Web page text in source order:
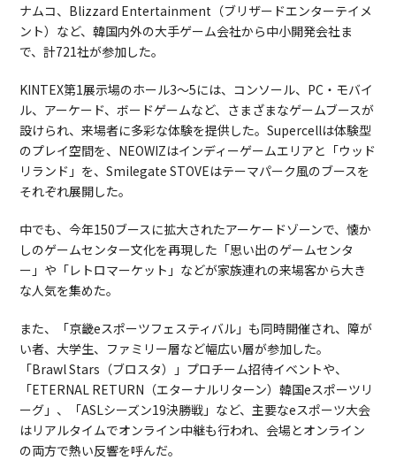
ナムコ、Blizzard Entertainment（ブリザードエンターテイメ
ント）など、韓国内外の大手ゲーム会社から中小開発会社ま
で、計721社が参加した。
KINTEX第1展示場のホール3～5には、コンソール、PC・モバイ
ル、アーケード、ボードゲームなど、さまざまなゲームブースが
設けられ、来場者に多彩な体験を提供した。Supercellは体験型
のプレイ空間を、NEOWIZはインディーゲームエリアと「ウッド
リランド」を、Smilegate STOVEはテーマパーク風のブースを
それぞれ展開した。
中でも、今年150ブースに拡大されたアーケードゾーンで、懐か
しのゲームセンター文化を再現した「思い出のゲームセンタ
ー」や「レトロマーケット」などが家族連れの来場客から大き
な人気を集めた。
また、「京畿eスポーツフェスティバル」も同時開催され、障が
い者、大学生、ファミリー層など幅広い層が参加した。
「Brawl Stars（ブロスタ）」プロチーム招待イベントや、
「ETERNAL RETURN（エターナルリターン）韓国eスポーツリ
ーグ」、「ASLシーズン19決勝戦」など、主要なeスポーツ大会
はリアルタイムでオンライン中継も行われ、会場とオンライン
の両方で熱い反響を呼んだ。